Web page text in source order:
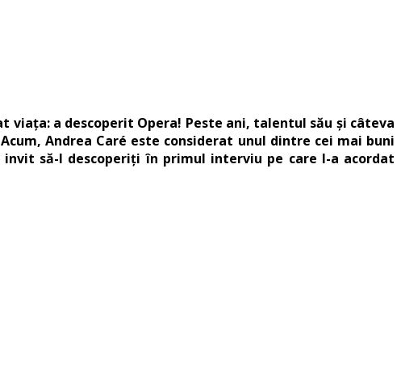
viața: a descoperit Opera! Peste ani, talentul său și câteva
Andrea Caré este considerat unul dintre cei mai buni
să-l descoperiți în primul interviu pe care l-a acordat